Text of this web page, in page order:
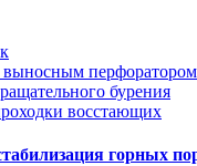
выносным перфоратором
бурения
восстающих
горных